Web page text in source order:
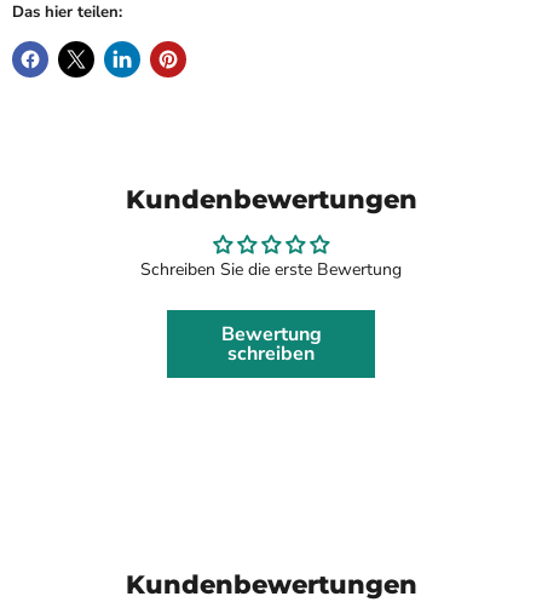
Das hier teilen:
Kundenbewertungen
Schreiben Sie die erste Bewertung
Bewertung
schreiben
Kundenbewertungen